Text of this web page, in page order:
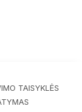
TAISYKLĖS